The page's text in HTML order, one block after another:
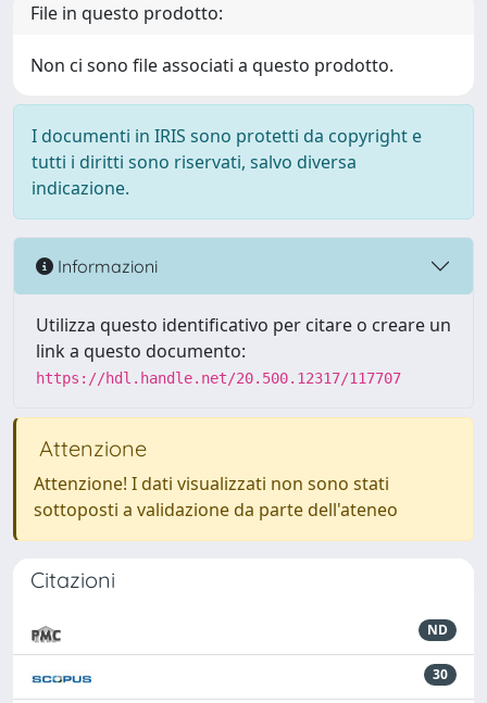
File in questo prodotto:
Non ci sono file associati a questo prodotto.
I documenti in IRIS sono protetti da copyright e
tutti i diritti sono riservati, salvo diversa
indicazione.
Informazioni
Utilizza questo identificativo per citare o creare un
link a questo documento:
https://hdl.handle.net/20.500.12317/117707
Attenzione
Attenzione! I dati visualizzati non sono stati
sottoposti a validazione da parte dell'ateneo
Citazioni
ND
30